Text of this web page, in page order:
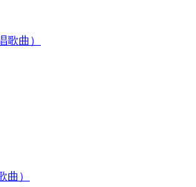
歌曲）
曲）